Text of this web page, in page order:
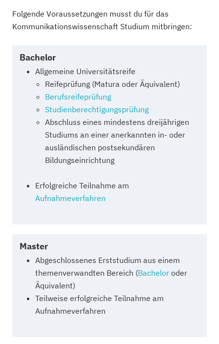
Folgende Voraussetzungen musst du für das
Kommunikationswissenschaft Studium mitbringen:
Bachelor
Allgemeine Universitätsreife
Reifeprüfung (Matura oder Äquivalent)
Berufsreifeprüfung
Studienberechtigungsprüfung
Abschluss eines mindestens dreijährigen
Studiums an einer anerkannten in- oder
ausländischen postsekundären
Bildungseinrichtung
Erfolgreiche Teilnahme am
Aufnahmeverfahren
Master
Abgeschlossenes Erststudium aus einem
themenverwandten Bereich (Bachelor oder
Äquivalent)
Teilweise erfolgreiche Teilnahme am
Aufnahmeverfahren